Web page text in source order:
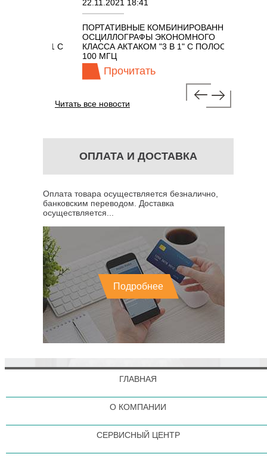
22.11.2021 18:41
ПОРТАТИВНЫЕ КОМБИНИРОВАННЫЕ
ОСЦИЛЛОГРАФЫ ЭКОНОМНОГО
КЛАССА АКТАКОМ "3 В 1" С ПОЛОСОЙ
100 МГЦ
Прочитать
Читать все новости
ОПЛАТА И ДОСТАВКА
Оплата товара осуществляется безналично,
банковским переводом. Доставка
осуществляется...
Подробнее
ГЛАВНАЯ
О КОМПАНИИ
СЕРВИСНЫЙ ЦЕНТР